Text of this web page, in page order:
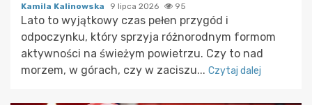
Kamila Kalinowska 9 lipca 2026 95
Lato to wyjątkowy czas pełen przygód i
odpoczynku, który sprzyja różnorodnym formom
aktywności na świeżym powietrzu. Czy to nad
morzem, w górach, czy w zaciszu... Czytaj dalej